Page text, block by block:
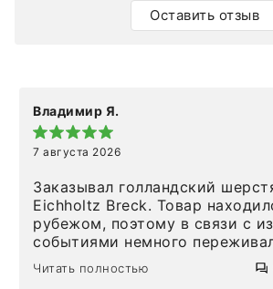
Оставить отзыв
Владимир Я.
7 августа 2026
Заказывал голландский
Eichholtz Breck. Товар
рубежом, поэтому в связи с
событиями немного
Но homeadore привезли ровно
определенное в договоре
Читать полностью